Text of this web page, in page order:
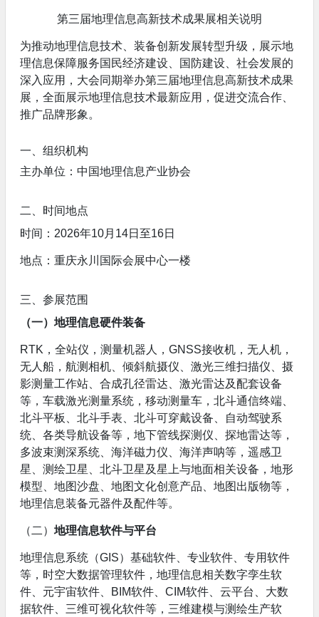
第三届地理信息高新技术成果展相关说明
为推动地理信息技术、装备创新发展转型升级，展示地
理信息保障服务国民经济建设、国防建设、社会发展的
深入应用，大会同期举办第三届地理信息高新技术成果
展，全面展示地理信息技术最新应用，促进交流合作、
推广品牌形象。
一、组织机构
主办单位：中国地理信息产业协会
二、时间地点
时间：2026年10月14日至16日
地点：重庆永川国际会展中心一楼
三、参展范围
（一）地理信息硬件装备
RTK，全站仪，测量机器人，GNSS接收机，无人机，
无人船，航测相机、倾斜航摄仪、激光三维扫描仪、摄
影测量工作站、合成孔径雷达、激光雷达及配套设备
等，车载激光测量系统，移动测量车，北斗通信终端、
北斗平板、北斗手表、北斗可穿戴设备、自动驾驶系
统、各类导航设备等，地下管线探测仪、探地雷达等，
多波束测深系统、海洋磁力仪、海洋声呐等，遥感卫
星、测绘卫星、北斗卫星及星上与地面相关设备，地形
模型、地图沙盘、地图文化创意产品、地图出版物等，
地理信息装备元器件及配件等。
（二） 地理信息软件与平台
地理信息系统（GIS）基础软件、专业软件、专用软件
等，时空大数据管理软件，地理信息相关数字孪生软
件、元宇宙软件、BIM软件、CIM软件、云平台、大数
据软件、三维可视化软件等，三维建模与测绘生产软